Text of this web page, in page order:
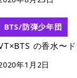
BTS/防弾少年団
の香水〜
年1月2日